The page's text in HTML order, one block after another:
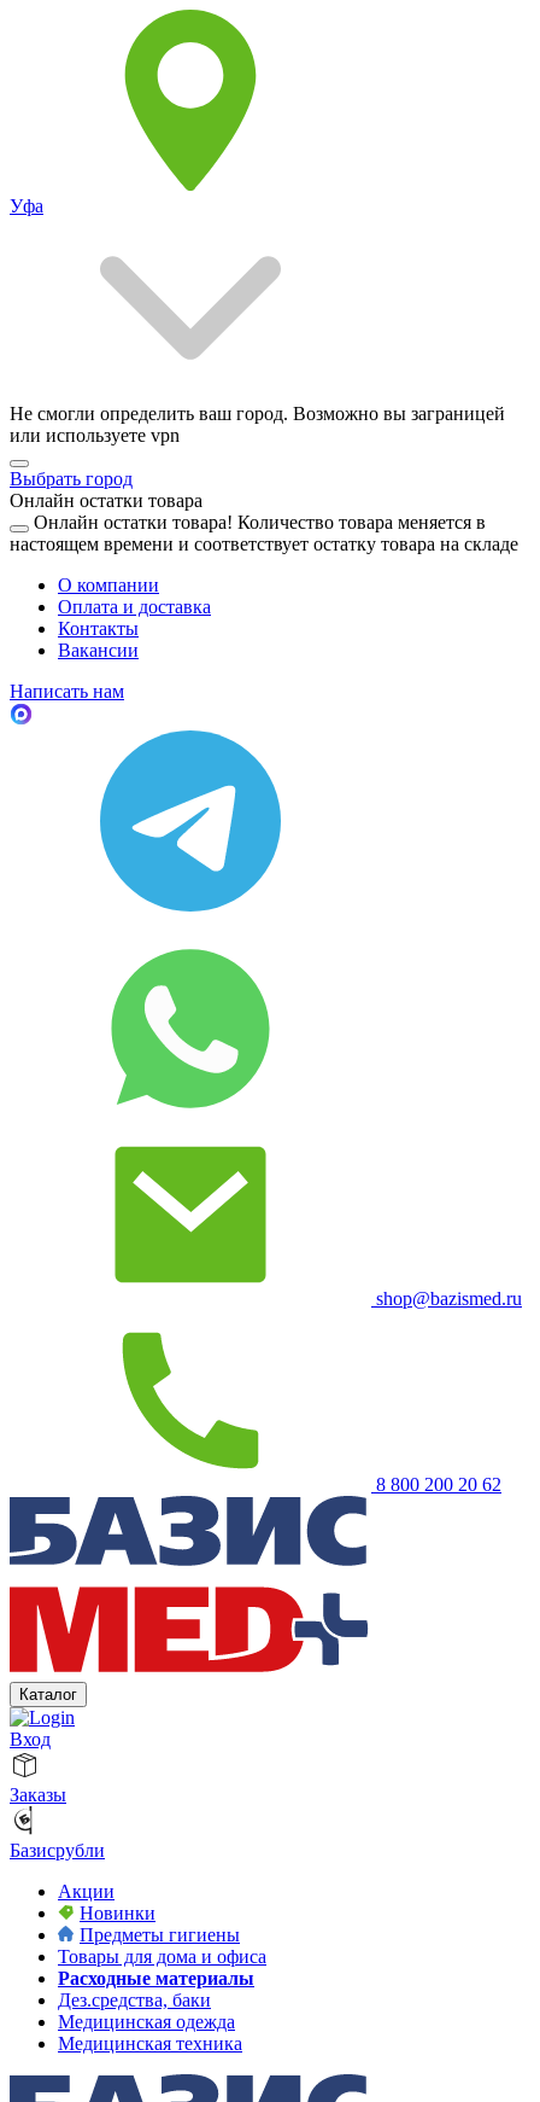
Уфа
Не смогли определить ваш город. Возможно вы заграницей
или используете vpn
Выбрать город
Онлайн остатки товара
Онлайн остатки товара! Количество товара меняется в
настоящем времени и соответствует остатку товара на складе
О компании
Оплата и доставка
Контакты
Вакансии
Написать нам
shop@bazismed.ru
8 800 200 20 62
Каталог
Вход
Заказы
Базисрубли
Акции
Новинки
Предметы гигиены
Товары для дома и офиса
Расходные материалы
Дез.средства, баки
Медицинская одежда
Медицинская техника